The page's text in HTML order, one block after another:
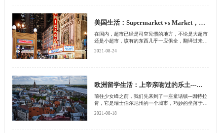
美国生活：Supermarket vs Market，在纽约怎么逛超市？
在国内，超市已经是司空见惯的地方，不论是大超市
还是小超市，该有的东西几乎一应俱全，翻译过来也
2021-08-24
欧洲留学生活：上帝亲吻过的乐土---瑞士因特拉肯
前往少女峰之前，我们先来到了一座童话镇---因特拉
肯，它是瑞士伯尔尼州的一个城市，巧妙的坐落于图
2021-08-18